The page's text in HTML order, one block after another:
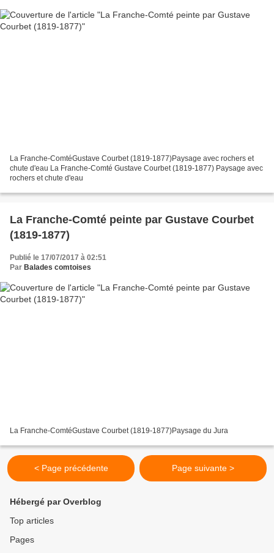
La Franche-ComtéGustave Courbet (1819-1877)Paysage avec rochers et
chute d'eau La Franche-Comté Gustave Courbet (1819-1877) Paysage avec
rochers et chute d'eau
La Franche-Comté peinte par Gustave Courbet
(1819-1877)
Publié le 17/07/2017 à 02:51
Par Balades comtoises
La Franche-ComtéGustave Courbet (1819-1877)Paysage du Jura
< Page précédente Page suivante >
Hébergé par Overblog
Top articles
Pages